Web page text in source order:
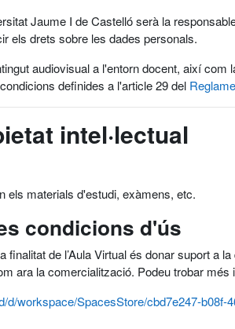
Jaume I de Castelló serà la
els drets sobre les dades personals.
audiovisual a l'entorn docent, així
definides a l'article 29 del
intel·lectual
els materials d'estudi, exàmens, etc.
condicions d'ús
finalitat de l’Aula Virtual és donar suport a
ara la comercialització. Podeu trobar més
d/workspace/SpacesStore/cbd7e247-